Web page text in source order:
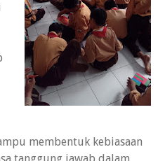
membentuk kebiasaan